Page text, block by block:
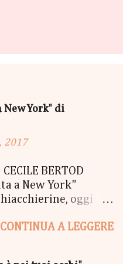
New York" di
2017
BERTOD
a New York"
oggi
MEGA GIVEAWAY
CONTINUA A LEGGERE